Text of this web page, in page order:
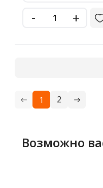
- +
1 2
Возможно